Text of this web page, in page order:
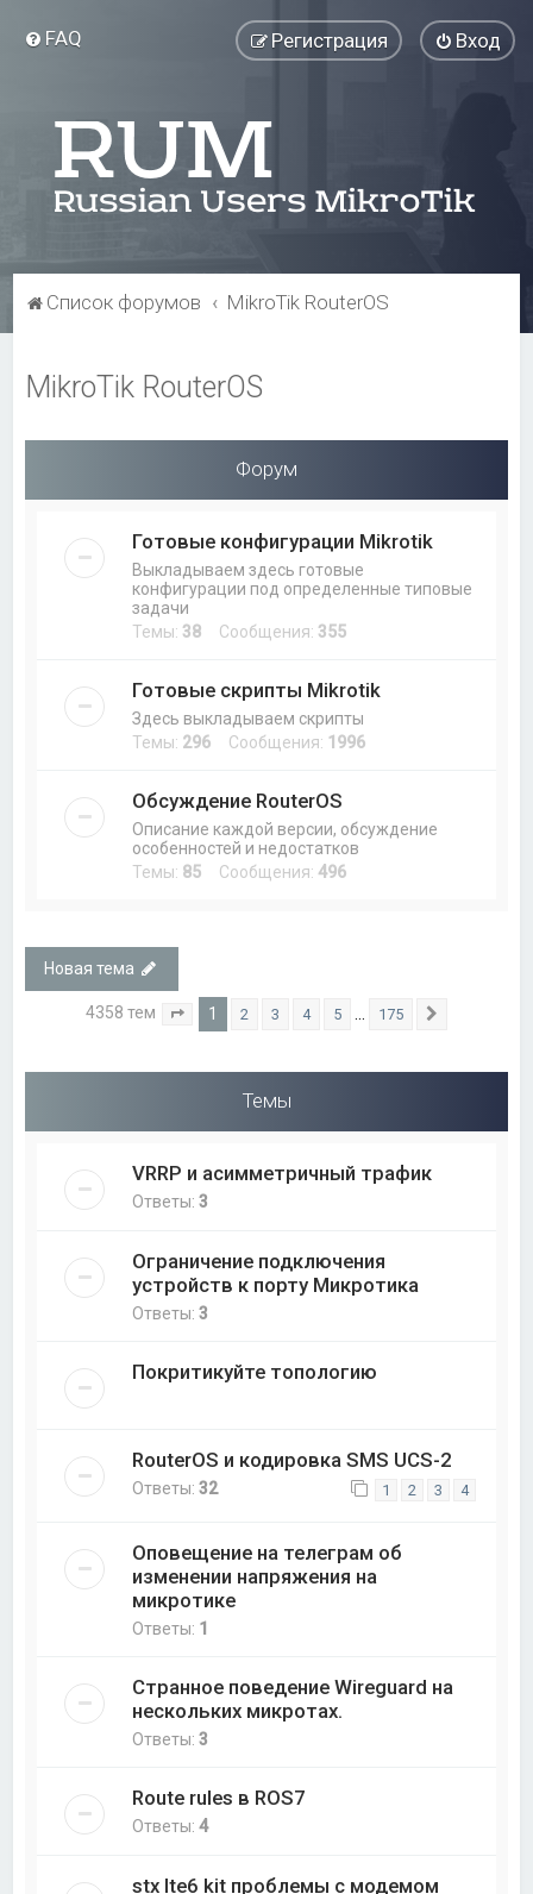
FAQ Вход
Регистрация
Список форумов MikroTik RouterOS
MikroTik RouterOS
Форум
Готовые конфигурации Mikrotik
Выкладываем здесь готовые
конфигурации под определенные типовые
задачи
Темы: 38 Сообщения: 355
Готовые скрипты Mikrotik
Здесь выкладываем скрипты
Темы: 296 Сообщения: 1996
Обсуждение RouterOS
Описание каждой версии, обсуждение
особенностей и недостатков
Темы: 85 Сообщения:496
Новая тема
4358 тем Страница из 175
1 2 3 4 5 175
Темы
VRRP и асимметричный трафик
Ответы:3
Ограничение подключения
устройств к порту Микротика
Ответы:3
Покритикуйте топологию
RouterOS и кодировка SMS UCS-2
Ответы:32 1 2 3 4
Оповещение на телеграм об
изменении напряжения на
микротике
Ответы: 1
Странное поведение Wireguard на
нескольких микротах.
Ответы:3
Route rules в ROS7
Ответы:4
stx lte6 kit проблемы с модемом